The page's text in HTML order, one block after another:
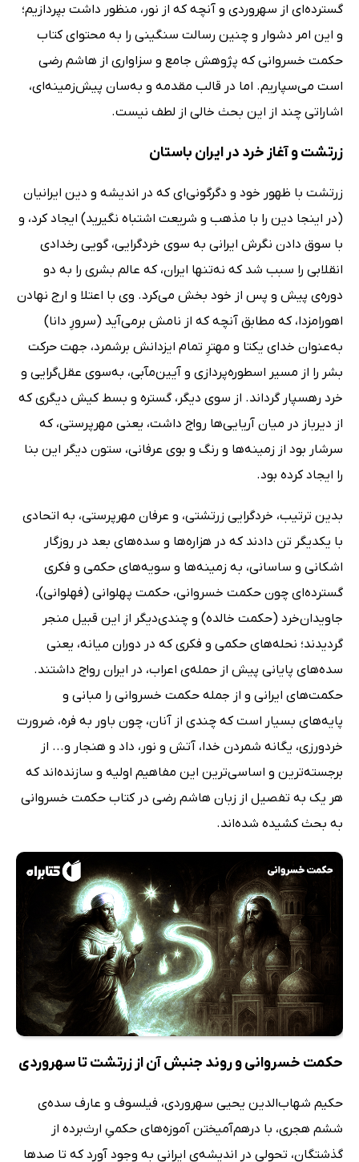
گسترده‌ای از سهروردی و آنچه که از نور، منظور داشت بپردازیم؛
و این امر دشوار و چنین رسالت سنگینی را به محتوای کتاب
حکمت خسروانی که پژوهش جامع و سزاواری از هاشم رضی
است می‌سپاریم. اما در قالب مقدمه و به‌سان پیش‌زمینه‌ای،
اشاراتی چند از این بحث خالی از لطف نیست.
زرتشت و آغاز خرد در ایران باستان
زرتشت با ظهور خود و دگرگونی‌ای که در اندیشه و دین ایرانیان
(در اینجا دین را با مذهب و شریعت اشتباه نگیرید) ایجاد کرد، و
با سوق دادن نگرش ایرانی به سوی خردگرایی، گویی رخدادی
انقلابی را سبب شد که نه‌تنها ایران، که عالم بشری را به دو
دوره‌ی پیش و پس از خود بخش می‌کرد. وی با اعتلا و ارج نهادن
اهورامزدا، که مطابق آنچه که از نامش برمی‌آید (سرورِ دانا)
به‌عنوان خدای یکتا و مهترِ تمام ایزدانش برشمرد، جهت حرکت
بشر را از مسیر اسطوره‌پردازی و آیین‌مآبی، به‌سوی عقل‌گرایی و
خرد رهسپار گرداند. از سوی دیگر، گستره و بسط کیش دیگری که
از دیرباز در میان آریایی‌ها رواج داشت، یعنی مهرپرستی، که
سرشار بود از زمینه‌ها و رنگ و بوی عرفانی، ستون دیگر این بنا
را ایجاد کرده بود.
بدین ترتیب، خردگرایی زرتشتی، و عرفان مهرپرستی، به اتحادی
با یکدیگر تن دادند که در هزاره‌ها و سده‌های بعد در روزگار
اشکانی و ساسانی، به زمینه‌ها و سویه‌های حکمی و فکری
گسترده‌ای چون حکمت خسروانی، حکمت پهلوانی (فهلوانی)،
جاویدان‌خرد (حکمت خالده) و چندی‌دیگر از این قبیل منجر
گردیدند؛ نحله‌های حکمی و فکری که در دوران میانه، یعنی
سده‌های پایانی پیش از حمله‌ی اعراب، در ایران رواج داشتند.
حکمت‌های ایرانی و از جمله حکمت خسروانی را مبانی و
پایه‌های بسیار است که چندی از آنان،‌ چون باور به فره، ضرورت
خردورزی، یگانه شمردن خدا، آتش و نور، داد و هنجار و... از
برجسته‌ترین و اساسی‌ترین این مفاهیم اولیه و سازنده‌اند که
هر یک به تفصیل از زبان هاشم رضی در کتاب حکمت خسروانی
به بحث کشیده شده‌اند.
حکمت خسروانی و روند جنبش آن از زرتشت تا سهروردی
حکیم شهاب‌الدین یحیی سهروردی، فیلسوف و عارف سده‌ی
ششم هجری، با درهم‌آمیختن آموزه‌های حکمیِ ارث‌برده از
گذشتگان، تحولی در اندیشه‌ی ایرانی به وجود آورد که تا صدها